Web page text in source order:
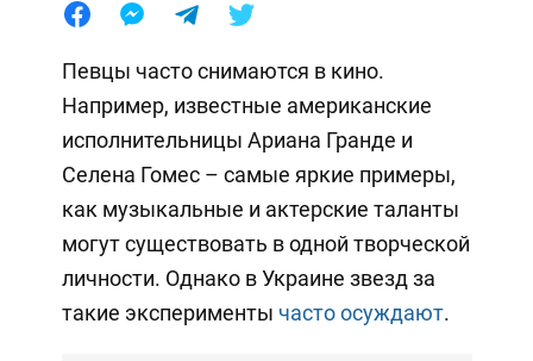
Певцы часто снимаются в кино.
Например, известные американские
исполнительницы Ариана Гранде и
Селена Гомес – самые яркие примеры,
как музыкальные и актерские таланты
могут существовать в одной творческой
личности. Однако в Украине звезд за
такие эксперименты часто осуждают.